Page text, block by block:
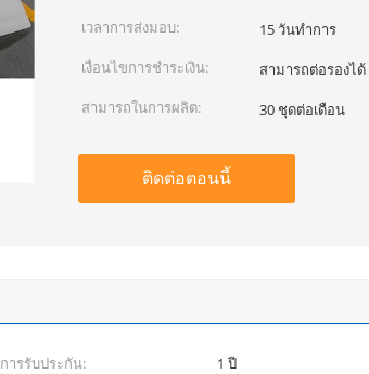
เวลาการส่งมอบ:
15 วันทำการ
เงื่อนไขการชำระเงิน:
สามารถต่อรองได้
สามารถในการผลิต:
30 ชุดต่อเดือน
ติดต่อตอนนี้
การรับประกัน:
1 ปี